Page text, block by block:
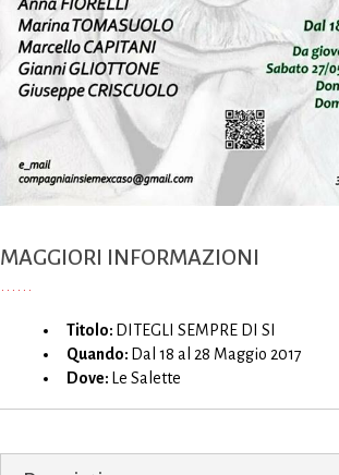
MAGGIORI INFORMAZIONI
Titolo: DITEGLI SEMPRE DI SI
Quando: Dal 18 al 28 Maggio 2017
Dove: Le Salette